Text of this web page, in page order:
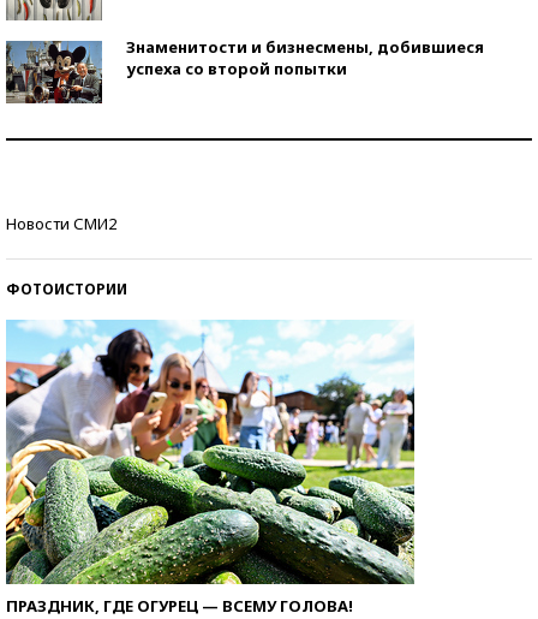
Знаменитости и бизнесмены, добившиеся
успеха со второй попытки
Новости СМИ2
ФОТОИСТОРИИ
ПРАЗДНИК, ГДЕ ОГУРЕЦ — ВСЕМУ ГОЛОВА!